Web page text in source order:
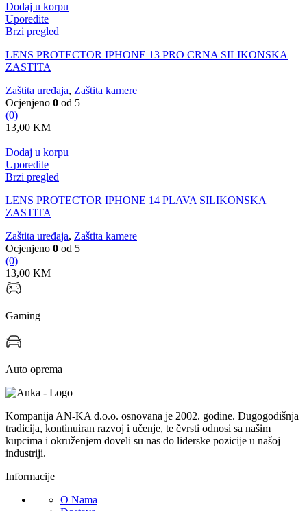
Dodaj u korpu
Uporedite
Brzi pregled
LENS PROTECTOR IPHONE 13 PRO CRNA SILIKONSKA
ZASTITA
Zaštita uređaja, Zaštita kamere
Ocjenjeno 0 od 5
(0)
13,00 KM
Dodaj u korpu
Uporedite
Brzi pregled
LENS PROTECTOR IPHONE 14 PLAVA SILIKONSKA
ZASTITA
Zaštita uređaja, Zaštita kamere
Ocjenjeno 0 od 5
(0)
13,00 KM
Gaming
Auto oprema
Kompanija AN-KA d.o.o. osnovana je 2002. godine. Dugogodišnja
tradicija, kontinuiran razvoj i učenje, te čvrsti odnosi sa našim
kupcima i okruženjem doveli su nas do liderske pozicije u našoj
industriji.
Informacije
O Nama